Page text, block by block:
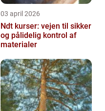
03 april 2026
Ndt kurser: vejen til sikker
og pålidelig kontrol af
materialer